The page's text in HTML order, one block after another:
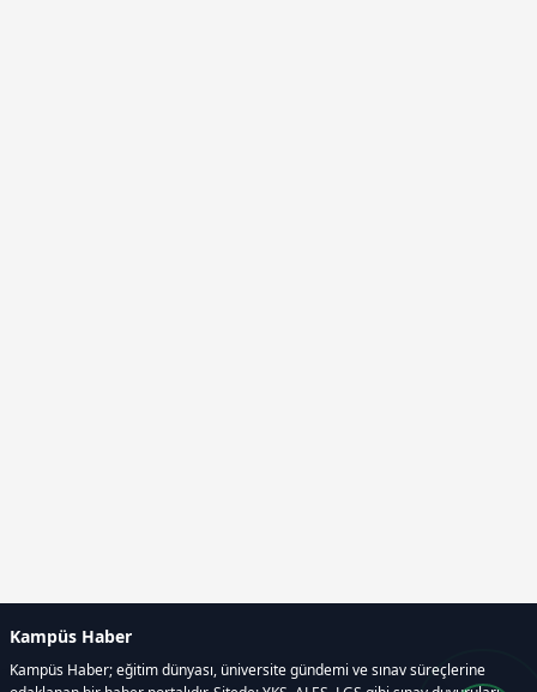
Kampüs Haber
Kampüs Haber; eğitim dünyası, üniversite gündemi ve sınav süreçlerine